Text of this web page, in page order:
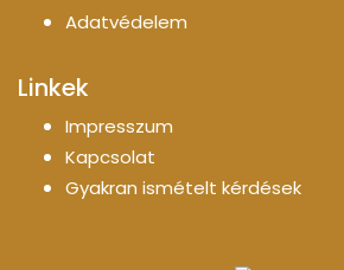
Adatvédelem
Linkek
Impresszum
Kapcsolat
Gyakran ismételt kérdések